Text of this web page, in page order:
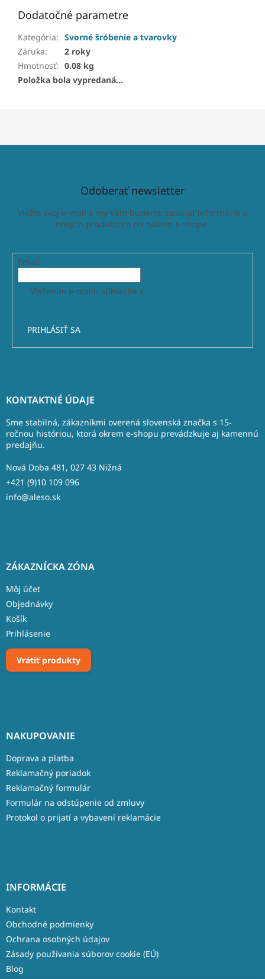
Dodatočné parametre
Kategória: Svorné šróbenie a tvarovky
Záruka:
2 roky
Hmotnosť: 0.08 kg
Položka bola vypredaná…
Odoberať newsletter
Vložte svoj e-mail a my Vám budeme zasielať informácie o
nových produktoch na našom e-shope.
Email
Vložením e-mailu súhlasíte s
PRIHLÁSIŤ SA
KONTAKTNÉ ÚDAJE
Sme stabilná, zákazníkmi overená slovenská značka s 15-
ročnou históriou, ktorá okrem e-shopu prevádzkuje aj kamennú
predajňu.
Nová Doba 481, 027 43 Nižná
+421 (9)10 109 096
info@aleso.sk
ZÁKAZNÍCKA ZÓNA
Môj účet
Objednávky
Košík
Prihlásenie
Vrátiť produkty
NAKUPOVANIE
Doprava a platba
Reklamačný poriadok
Reklamačný formulár
Formulár na odstúpenie od zmluvy
Protokol o prijatí a vybavení reklamácie
INFORMÁCIE
Kontakt
Obchodné podmienky
Ochrana osobných údajov
Zásady používania súborov cookie (EÚ)
Blog